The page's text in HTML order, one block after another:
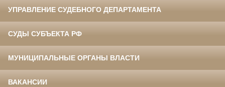
УПРАВЛЕНИЕ СУДЕБНОГО ДЕПАРТАМЕНТА
СУДЫ СУБЪЕКТА РФ
МУНИЦИПАЛЬНЫЕ ОРГАНЫ ВЛАСТИ
ВАКАНСИИ